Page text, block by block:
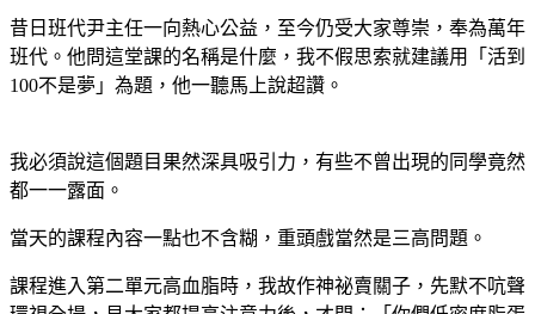
昔日班代尹主任一向熱心公益，至今仍受大家尊崇，奉為萬年
班代。他問這堂課的名稱是什麼，我不假思索就建議用「活到
100不是夢」為題，他一聽馬上說超讚。
我必須說這個題目果然深具吸引力，有些不曾出現的同學竟然
都一一露面。
當天的課程內容一點也不含糊，重頭戲當然是三高問題。
課程進入第二單元高血脂時，我故作神祕賣關子，先默不吭聲